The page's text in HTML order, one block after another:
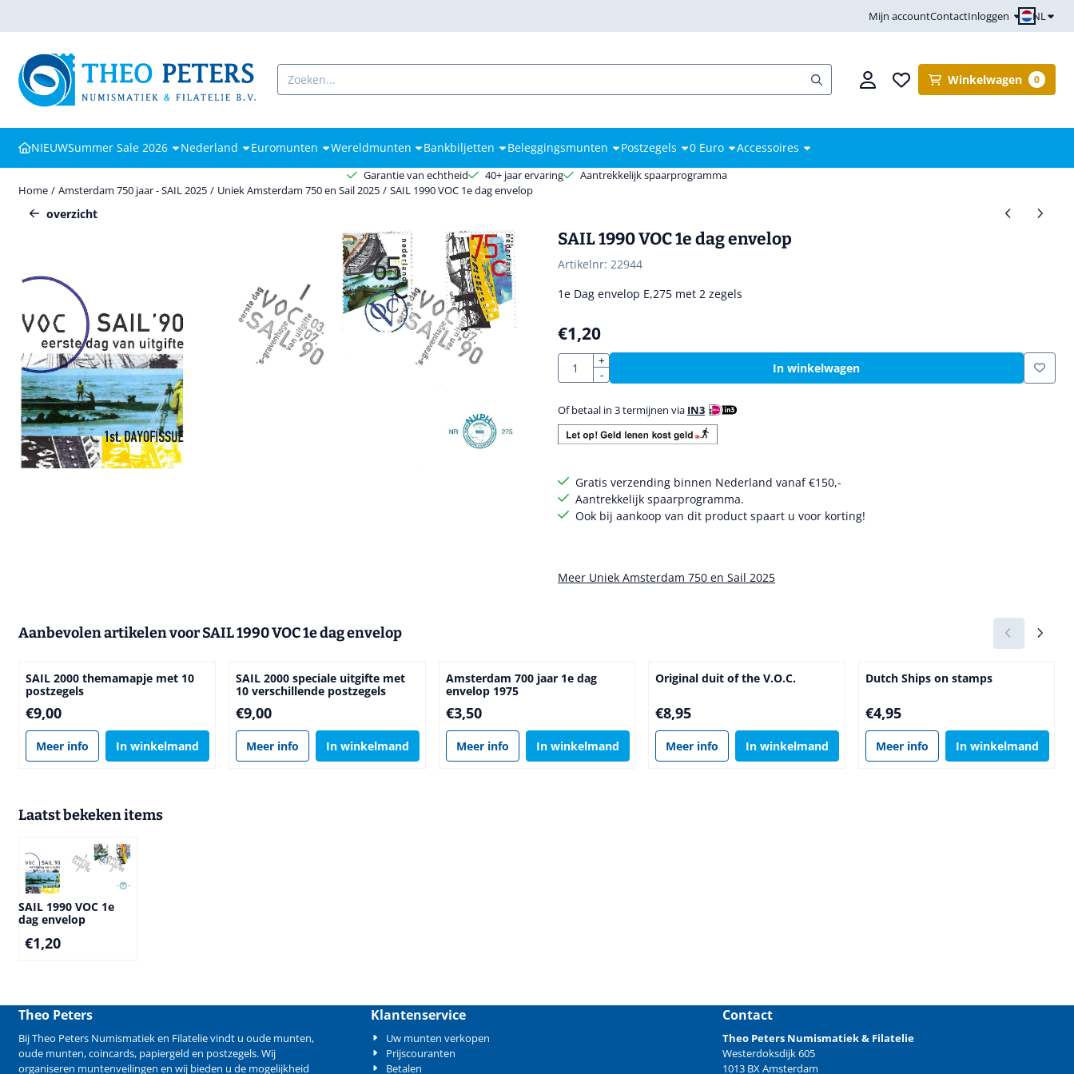
Mijn accountContactInloggen NL
Zoeken
Winkelwagen 0
NIEUWSummer Sale 2026 Nederland Euromunten Wereldmunten Bankbiljetten Beleggingsmunten Postzegels 0 Euro Accessoires
Garantie van echtheid 40+ jaar ervaring
Aantrekkelijk spaarprogramma
Home / Amsterdam 750 jaar - SAIL 2025 / Uniek Amsterdam 750 en Sail 2025 / SAIL 1990 VOC 1e dag envelop
overzicht
SAIL 1990 VOC 1e dag envelop
Artikelnr: 22944
1e Dag envelop E,275 met 2 zegels
€1,20
Aantal
+
-
In winkelwagen
Of betaal in 3 termijnen via IN3
Gratis verzending binnen Nederland vanaf €150,-
Aantrekkelijk spaarprogramma.
Ook bij aankoop van dit product spaart u voor korting!
Meer Uniek Amsterdam 750 en Sail 2025
Aanbevolen artikelen voorSAIL 1990 VOC 1e dag envelop
SAIL 2000 themamapje met 10
postzegels
Prijs: 9,00
€9,00
Meer info In winkelmand
SAIL 2000 speciale uitgifte met
10 verschillende postzegels
Prijs: 9,00
€9,00
Meer info In winkelmand
Amsterdam 700 jaar 1e dag
envelop 1975
Prijs: 3,50
€3,50
Meer info In winkelmand
Original duit of the V.O.C.
Prijs: 8,95
€8,95
Meer info In winkelmand
Dutch Ships on stamps
Prijs: 4,95
€4,95
Meer info In winkelmand
Laatst bekeken items
SAIL 1990 VOC 1e
dag envelop
€1,20
Theo Peters
Bij Theo Peters Numismatiek en Filatelie vindt u oude munten,
oude munten,coincards, papiergeld en postzegels. Wij
organiseren muntenveilingen en wij bieden u de mogelijkheid
Klantenservice
Uw munten verkopen
Prijscouranten
Betalen
Contact
Theo Peters Numismatiek & Filatelie
Westerdoksdijk 605
1013 BX Amsterdam